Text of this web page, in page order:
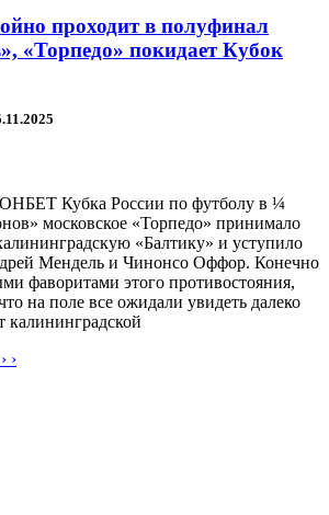
проходит в полуфинал
«Торпедо» покидает Кубок
Кубка России по футболу в ¼
московское «Торпедо» принимало
«Балтику» и уступило
Мендель и Чинонсо Оффор. Конечно
фаворитами этого противостояния,
на поле все ожидали увидеть далеко
калининградской
›